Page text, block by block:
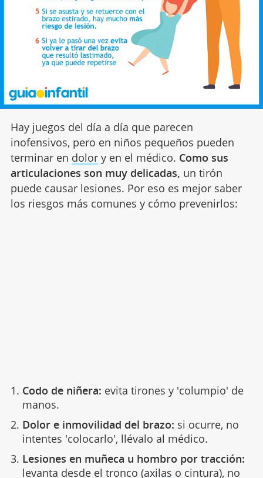
Hay juegos del día a día que parecen
inofensivos, pero en niños pequeños pueden
terminar en dolory en el médico. Como sus
articulaciones son muy delicadas, un tirón
puede causar lesiones. Por eso es mejor saber
los riesgos más comunes y cómo prevenirlos:
Codo de niñera: evita tirones y 'columpio' de
manos.
Dolor e inmovilidad del brazo: si ocurre, no
intentes 'colocarlo', llévalo al médico.
Lesiones en muñeca u hombro por tracción:
levanta desde el tronco (axilas o cintura), no